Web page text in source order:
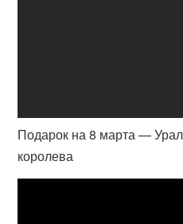
Подарок на 8 марта —
королева